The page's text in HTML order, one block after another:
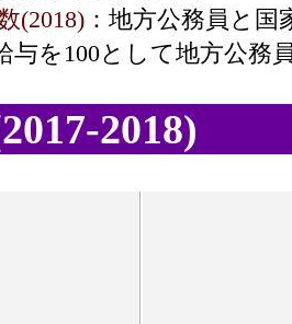
(2018) ：地方公務員と
与を100として地方公務
2018)